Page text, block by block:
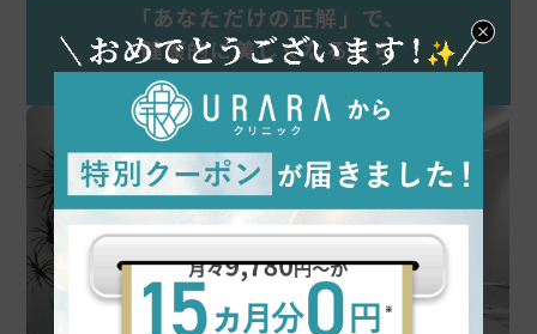
「あなただけの正解」で、
健康的に美しくなるなら
URARAクリニックへ